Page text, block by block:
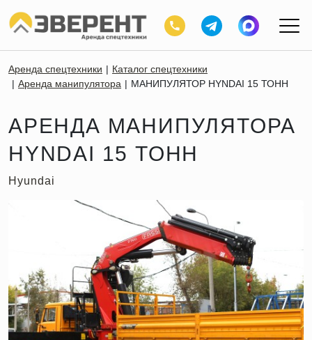
Аренда спецтехники
Каталог спецтехники
Аренда манипулятора
МАНИПУЛЯТОР HYNDAI 15 ТОНН
АРЕНДА МАНИПУЛЯТОРА
HYNDAI 15 ТОНН
Hyundai